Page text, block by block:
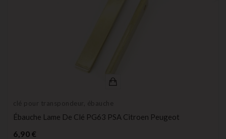
clé pour transpondeur, ébauche
Ébauche Lame De Clé PG63 PSA Citroen Peugeot
6,90 €